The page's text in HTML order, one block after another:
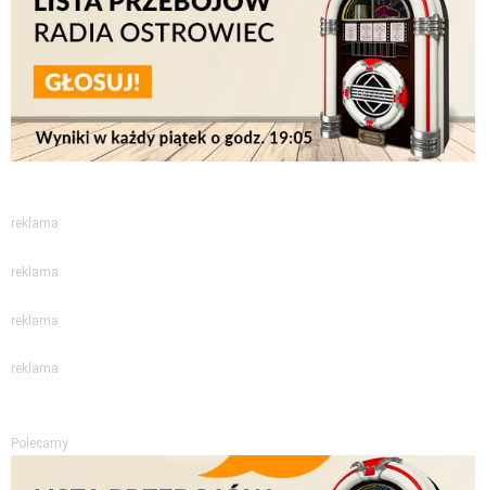
reklama
reklama
reklama
reklama
Polecamy